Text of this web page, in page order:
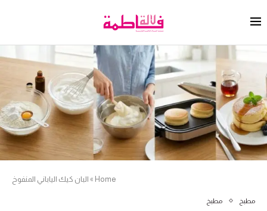
Home
» البان كيك الياباني المنفوخ
مطبخ مطبخ